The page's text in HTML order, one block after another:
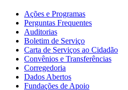
Ações e Programas
Perguntas Frequentes
Auditorias
Boletim de Serviço
Carta de Serviços ao Cidadão
Convênios e Transferências
Corregedoria
Dados Abertos
Fundações de Apoio